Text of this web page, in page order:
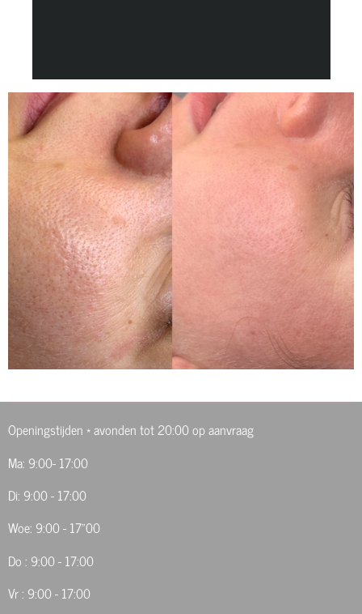
Openingstijden * avonden tot 20:00 op aanvraag
Ma: 9:00- 17:00
Di: 9:00 - 17:00
Woe: 9:00 - 17"00
Do : 9:00 - 17:00
Vr : 9:00 - 17:00